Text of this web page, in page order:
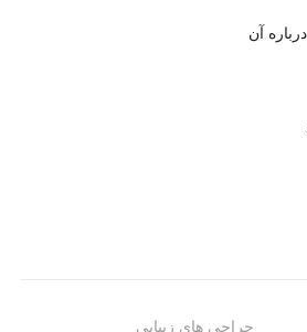
آن
جراحی های زیبایی